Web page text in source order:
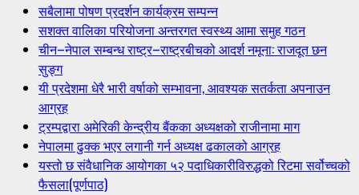
सबैलामा पोषण प्रदर्शन कार्यक्रम सम्पन्न
सशक्त वालिका परियोजना अन्तरगत स्वस्थ्य आमा समुह गठन
चीन–नेपाल सम्बन्ध राष्ट्र–राष्ट्रबीचको आदर्श नमूना: राजदूत छन
सुङ्ग
यी प्रदेशमा धेरै भारी वर्षाको सम्भावना, आवश्यक सतर्कता अपनाउन
आग्रह
ट्रम्पद्वारा अमेरिकी केन्द्रीय बैंकका अध्यक्षको राजीनामा माग
नेपालमा ढुक्क भएर लगानी गर्न अध्यक्ष ढकालको आग्रह
यस्तो छ संवैधानिक आयोगका ५२ पदाधिकारीविरुद्धको रिटमा सर्वोच्चको
फैसला(पूर्णपाठ)